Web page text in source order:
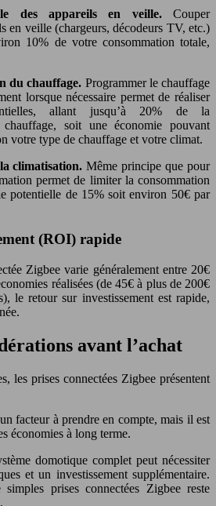
des appareils en veille. Couper
en veille (chargeurs, décodeurs TV, etc.)
10% de votre consommation totale,
du chauffage. Programmer le chauffage
lorsque nécessaire permet de réaliser
allant jusqu’à 20% de la
soit une économie pouvant
votre type de chauffage et votre climat.
climatisation.Même principe que pour
permet de limiter la consommation
potentielle de 15% soit environ 50€ par
(ROI) rapide
Zigbee varie généralement entre 20€
réalisées (de 45€ à plus de 200€
le retour sur investissement est rapide,
avant l’achat
les prises connectées Zigbee présentent
facteur à prendre en compte, mais il est
économies à long terme.
domotique complet peut nécessiter
et un investissement supplémentaire.
prises connectées Zigbee reste